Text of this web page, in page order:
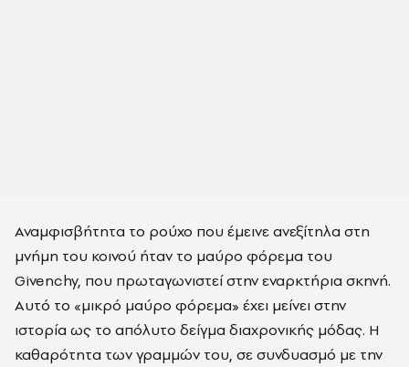
Αναμφισβήτητα το ρούχο που έμεινε ανεξίτηλα στη
μνήμη του κοινού ήταν το μαύρο φόρεμα του
Givenchy, που πρωταγωνιστεί στην εναρκτήρια σκηνή.
Αυτό το «μικρό μαύρο φόρεμα» έχει μείνει στην
ιστορία ως το απόλυτο δείγμα διαχρονικής μόδας. Η
καθαρότητα των γραμμών του, σε συνδυασμό με την